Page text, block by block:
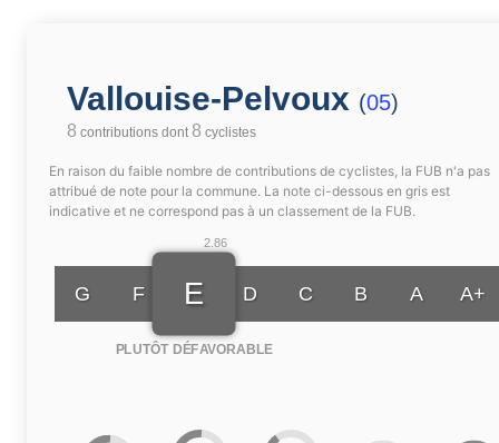
Vallouise-Pelvoux (05)
8 contributions dont8 cyclistes
En raison du faible nombre de contributions de cyclistes, la FUB n'a pas
attribué de note pour la commune. La note ci-dessous en gris est
indicative et ne correspond pas à un classement de la FUB.
G F
2.86
E
PLUTÔT DÉFAVORABLE
D C B A A+